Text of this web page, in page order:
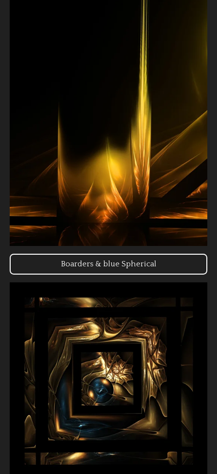
Boarders & blue Spherical